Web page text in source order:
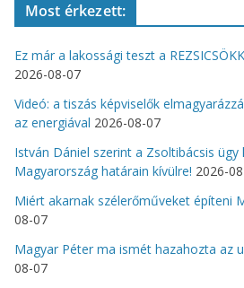
Most érkezett:
Ez már a lakossági teszt a
2026-08-07
Videó: a tiszás képviselők
az energiával 2026-08-07
István Dániel szerint a Zsoltibácsis ügy
Magyarország határain kívülre! 2026-
Miért akarnak szélerőműveket építeni
08-07
Magyar Péter ma ismét hazahozta az
08-07